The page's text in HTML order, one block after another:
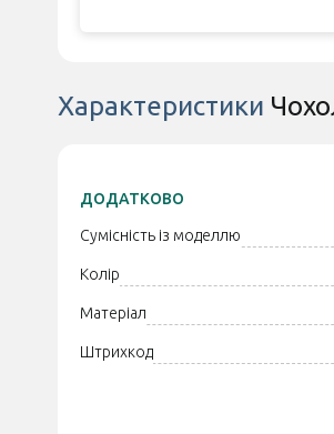
Характеристики
ДОДАТКОВО
Сумісність із моделлю
Колір
Матеріал
Штрихкод